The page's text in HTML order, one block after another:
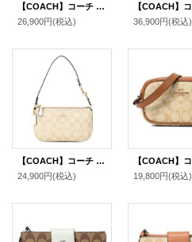
【COACH】コーチ 財布 コーティングキャンバス レザー シグネチャー ラブド ミディアム コーナー ジップ ウォレット 二つ折り財布 ブラウン（日本未発売）
26,900円(税込)
36,900円(税込)
【COACH】コーチ バッグ コーティングキャンバス レザー シグネチャー ノリータ 19 リストレット マルチ ポーチ ハンドバッグ ライトカーキ×チャーク〔日本未発売〕
24,900円(税込)
19,800円(税込)